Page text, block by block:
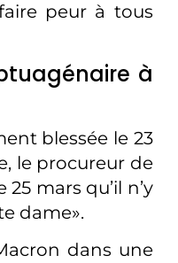
peur à tous
à
blessée le 23
le procureur de
mars qu’il n’y
dame».
dans une